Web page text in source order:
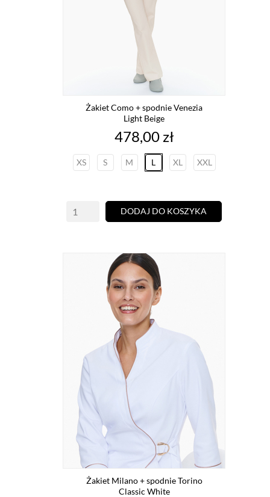
Żakiet Como + spodnie Venezia
Light Beige
Cena
478,00 zł
XS S M L XL XXL
DODAJ DO KOSZYKA
Żakiet Milano + spodnie Torino
Classic White